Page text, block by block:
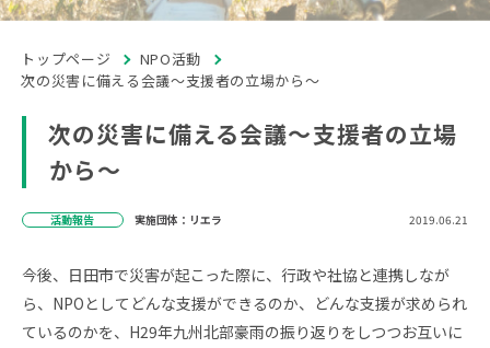
トップページ
NPO活動
次の災害に備える会議～支援者の立場から～
次の災害に備える会議～支援者の立場
から～
活動報告 実施団体：リエラ 2019.06.21
今後、日田市で災害が起こった際に、行政や社協と連携しなが
ら、NPOとしてどんな支援ができるのか、どんな支援が求められ
ているのかを、H29年九州北部豪雨の振り返りをしつつお互いに